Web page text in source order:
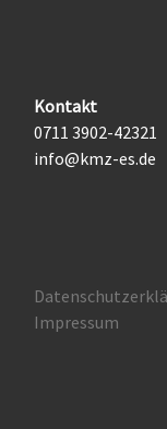
Kontakt
0711 3902-42321
info@kmz-es.de
Impressum